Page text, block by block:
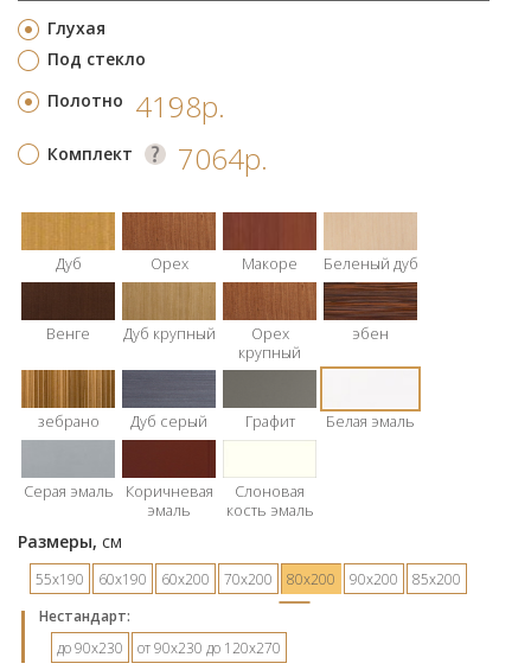
Глухая
Под стекло
Полотно 4198р.
Комплект 7064р.
Дуб Орех Макоре Беленый дуб
Венге Дуб крупный
Орех
крупный
эбен
зебрано Дуб серый Графит Белая эмаль
Серая эмаль
Коричневая
эмаль
Слоновая
кость эмаль
Размеры, см
55х190 60х190 60х200 70х200 80х200 90х200
85х200
Hестандарт:
до 90х230
от 90х230 до 120х270